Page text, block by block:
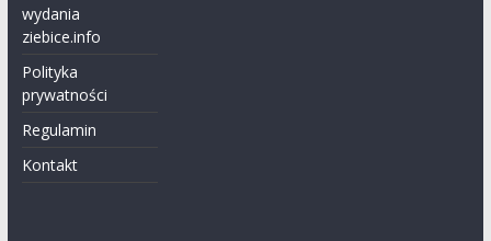
wydania
ziebice.info
Polityka
prywatności
Regulamin
Kontakt